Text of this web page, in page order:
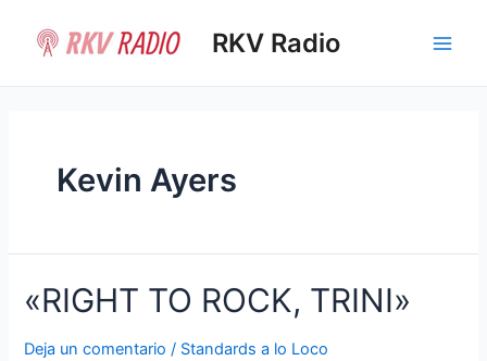
contenido
RKV Radio
Kevin Ayers
«RIGHT TO ROCK, TRINI»
Deja un comentario / Standards a lo Loco